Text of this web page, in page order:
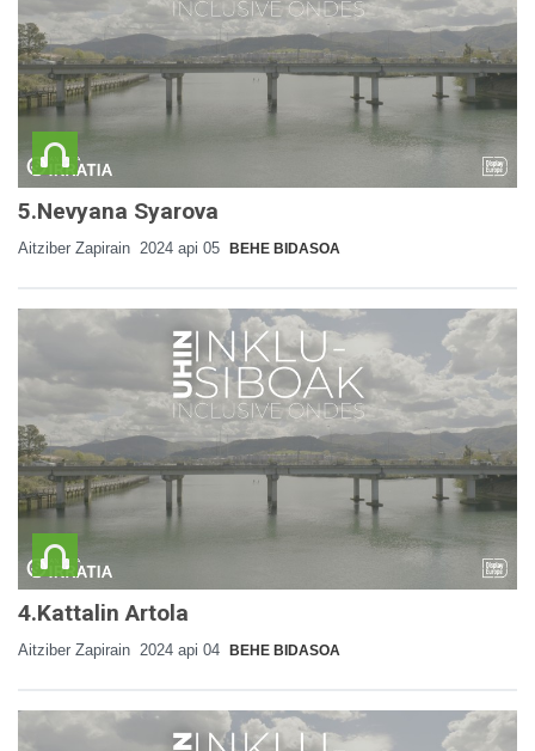
5.Nevyana Syarova
Aitziber Zapirain 2024 api 05 BEHE BIDASOA
4.Kattalin Artola
Aitziber Zapirain 2024 api 04 BEHE BIDASOA